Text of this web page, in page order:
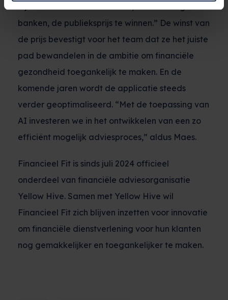
bijzonder om als intermediair, tussen alle grote
banken, de publieksprijs te winnen.” De winst van
de prijs bevestigt voor het team dat ze het juiste
pad bewandelen in de ambitie om financiële
gezondheid toegankelijk te maken. En de
komende jaren wordt de applicatie steeds
verder geoptimaliseerd. “Met de toepassing van
AI investeren we in het ontwikkelen van een zo
efficiënt mogelijk adviesproces,” aldus Maes.
Financieel Fit is sinds juli 2024 officieel
onderdeel van financiële adviesorganisatie
Yellow Hive. Samen met Yellow Hive wil
Financieel Fit zich blijven inzetten voor innovatie
om financiële dienstverlening voor hun klanten
nog gemakkelijker en toegankelijker te maken.